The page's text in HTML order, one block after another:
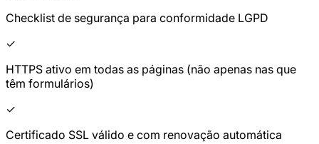
Checklist de segurança para conformidade LGPD
✓
HTTPS ativo em todas as páginas (não apenas nas que
têm formulários)
✓
Certificado SSL válido e com renovação automática